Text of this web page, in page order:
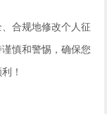
合规地修改个人征
慎和警惕，确保您
！